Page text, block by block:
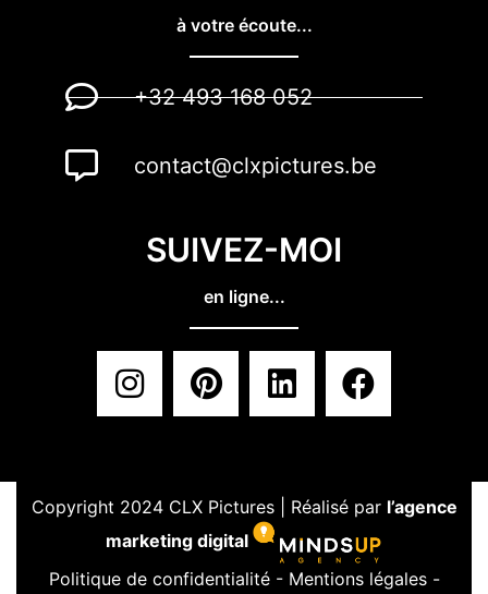
à votre écoute...
+32 493 168 052
contact@clxpictures.be
SUIVEZ-MOI
en ligne...
Copyright 2024 CLX Pictures | Réalisé par l’agence
marketing digital
Politique de confidentialité - Mentions légales -